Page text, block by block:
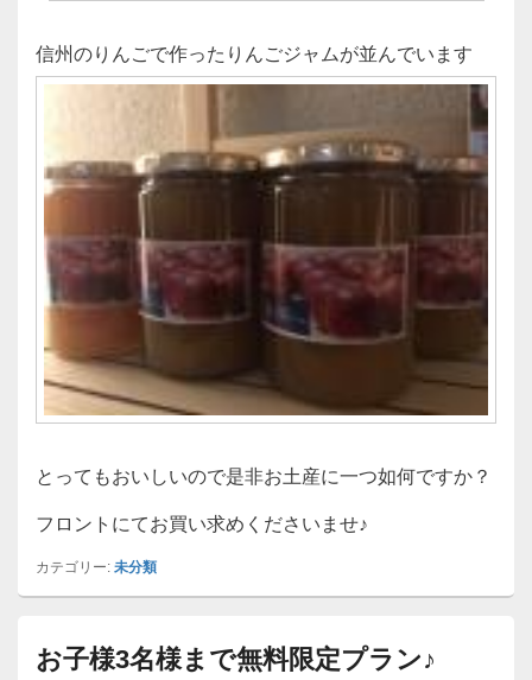
信州のりんごで作ったりんごジャムが並んでいます
とってもおいしいので是非お土産に一つ如何ですか？
フロントにてお買い求めくださいませ♪
カテゴリー: 未分類
お子様3名様まで無料限定プラン♪